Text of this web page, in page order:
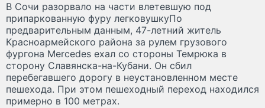
В Сочи разорвало на части влетевшую под
припаркованную фуру легковушкуПо
предварительным данным, 47-летний житель
Красноармейского района за рулем грузового
фургона Mercedes ехал со стороны Темрюка в
сторону Славянска-на-Кубани. Он сбил
перебегавшего дорогу в неустановленном месте
пешехода. При этом пешеходный переход находился
примерно в 100 метрах.